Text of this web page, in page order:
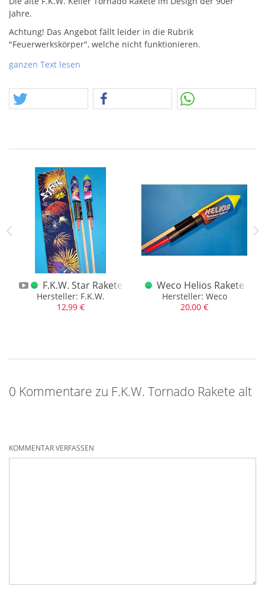
Jahre.
Achtung! Das Angebot fällt leider in die Rubrik
"Feuerwerkskörper", welche nicht funktionieren.
17.06.26
mir vor, wie immer die selben 5 meine fast täglichen Worte,
irgendwo versteckt, verfolgen. Warum nicht einfach Standard-
Ki-generierten Texte verwenden? Weil das kein Spaß macht,
schwierige diesen Fake zu erkennen. Daher hoffe ich, das
gefallen, als das ewig immer Gleiche, was eben diese Art der
Zukunft für uns bereit hält.
ganzen Text lesen
F.K.W. Star Rakete
Hersteller: F.K.W.
12,99 €
Weco Helios Rakete
Hersteller: Weco
20,00 €
0 Kommentare zu F.K.W. Tornado Rakete alt
KOMMENTAR VERFASSEN